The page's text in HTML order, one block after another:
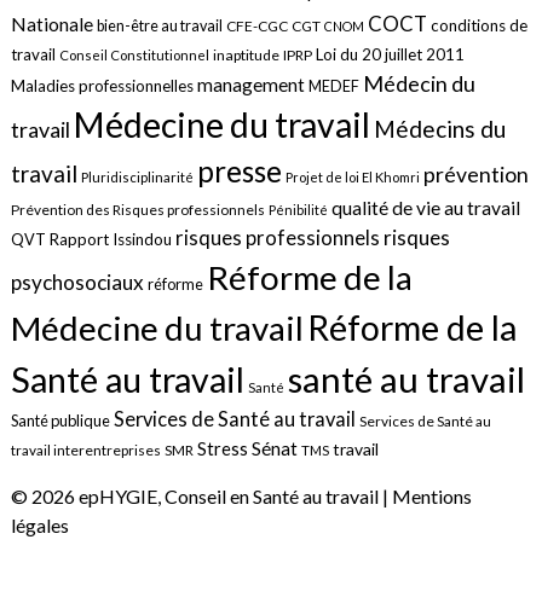
Nationale bien-être au travail CFE-CGC CGT CNOM COCT conditions de
travail Conseil Constitutionnel inaptitude IPRP Loi du 20 juillet 2011
Maladies professionnellesmanagement MEDEF Médecin du
travail Médecine du travail Médecins du
travail Pluridisciplinarité presse Projet de loi El Khomri prévention
Prévention des Risques professionnels Pénibilité qualité de vie au travail
QVT Rapport Issindou risques professionnels risques
psychosociaux réforme Réforme de la
Médecine du travail Réforme de la
Santé au travail Santé santé au travail
Santé publique Services de Santé au travail Services de Santé au
travail interentreprises SMR Stress Sénat TMS travail
© 2026 epHYGIE, Conseil en Santé au travail | Mentions
légales